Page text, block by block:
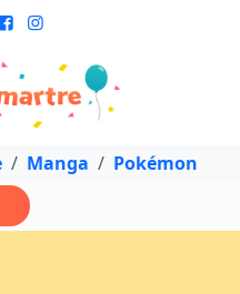
Manga Pokémon